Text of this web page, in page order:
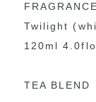
Twilight
120ml
TEA BLEND